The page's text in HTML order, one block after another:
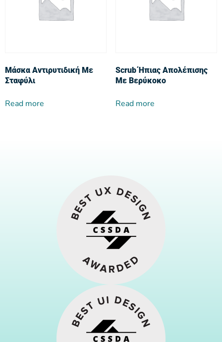
Μάσκα Αντιρυτιδική Με
Σταφύλι
Read more
Scrub Ήπιας Απολέπισης
Με Βερύκοκο
Read more